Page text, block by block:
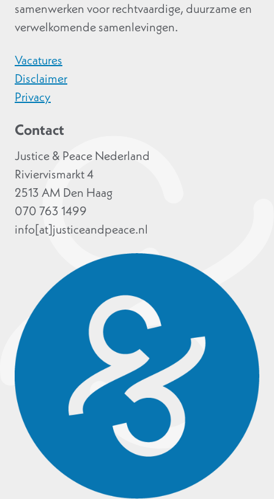
samenwerken voor rechtvaardige, duurzame en
verwelkomende samenlevingen.
Vacatures
Disclaimer
Privacy
Contact
Justice & Peace Nederland
Riviervismarkt 4
2513 AM Den Haag
070 763 1499
info[at]justiceandpeace.nl